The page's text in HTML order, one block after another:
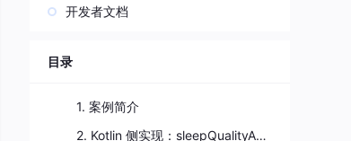
开发者文档
目录
1. 案例简介
2. Kotlin 侧实现：sleepQualityAnalyzer